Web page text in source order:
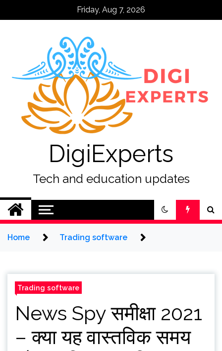
Friday, Aug 7, 2026
DigiExperts
Tech and education updates
Home Trading software
Trading software
News Spy समीक्षा 2021
– क्या यह वास्तविक समय